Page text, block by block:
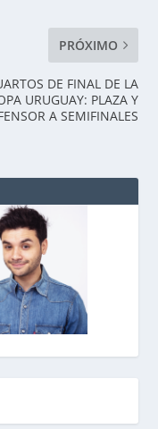
PRÓXIMO
DE FINAL DE LA
URUGUAY: PLAZA Y
A SEMIFINALES